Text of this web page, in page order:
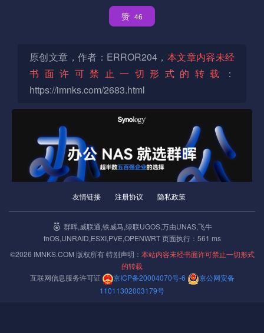
赞 46
原创文章，作者：ERROR204， 本文章内容未经
书面许可禁止一切形式的转载
：
https://imnks.com/2683.html
猫盘 三合一修复 群晖 DSM7
格灵深瞳皓目NVDIA TK1主板刷机教程
下一篇 »
12-13
友情链接 注册协议 隐私政策
群晖,威联通,铁威马,绿联UGOS,万由UNAS,飞牛
fnOS,UNRAID,ESXI,PVE,OPENWRT 页面执行：561 ms
©2026 IMNKS.COM 版权所有 特别声明： 本站内容未经书面许可禁止一切形式
的转载
互联网信息服务许可证
京ICP备20004070号-6
京公网安备
11011302003179号